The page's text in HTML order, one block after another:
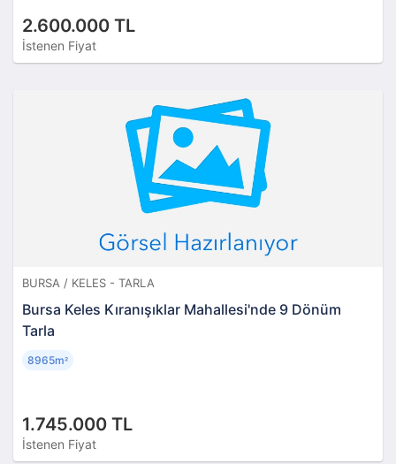
2.600.000 TL
İstenen Fiyat
BURSA / KELES - TARLA
Bursa Keles Kıranışıklar Mahallesi'nde 9 Dönüm
Tarla
1.745.000 TL
İstenen Fiyat
8965m²